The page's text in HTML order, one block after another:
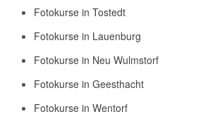
Fotokurse in Tostedt
Fotokurse in Lauenburg
Fotokurse in Neu Wulmstorf
Fotokurse in Geesthacht
Fotokurse in Wentorf